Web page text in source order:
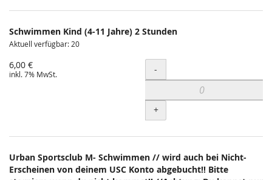
Schwimmen Kind (4-11 Jahre) 2 Stunden
Aktuell verfügbar: 20
6,00 €
inkl. 7% MwSt. Menge
-
+
Urban Sportsclub M- Schwimmen // wird auch bei Nicht-
Erscheinen von deinem USC Konto abgebucht!! Bitte